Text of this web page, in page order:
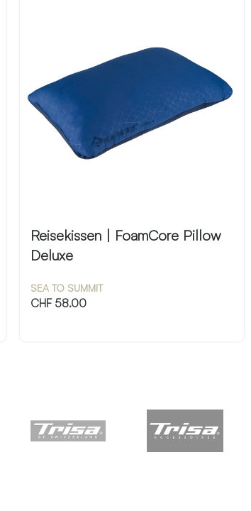
Reisekissen | FoamCore Pillow
Deluxe
SEA TO SUMMIT
CHF58.00